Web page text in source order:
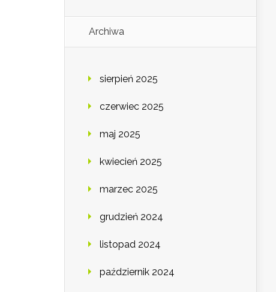
Archiwa
sierpień 2025
czerwiec 2025
maj 2025
kwiecień 2025
marzec 2025
grudzień 2024
listopad 2024
październik 2024